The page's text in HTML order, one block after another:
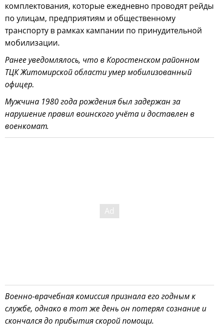
комплектования, которые ежедневно проводят рейды
по улицам, предприятиям и общественному
транспорту в рамках кампании по принудительной
мобилизации.
Ранее уведомлялось, что в Коростенском районном
ТЦК Житомирской области умер мобилизованный
офицер.
Мужчина 1980 года рождения был задержан за
нарушение правил воинского учёта и доставлен в
военкомат.
Военно-врачебная комиссия признала его годным к
службе, однако в тот же день он потерял сознание и
скончался до прибытия скорой помощи.